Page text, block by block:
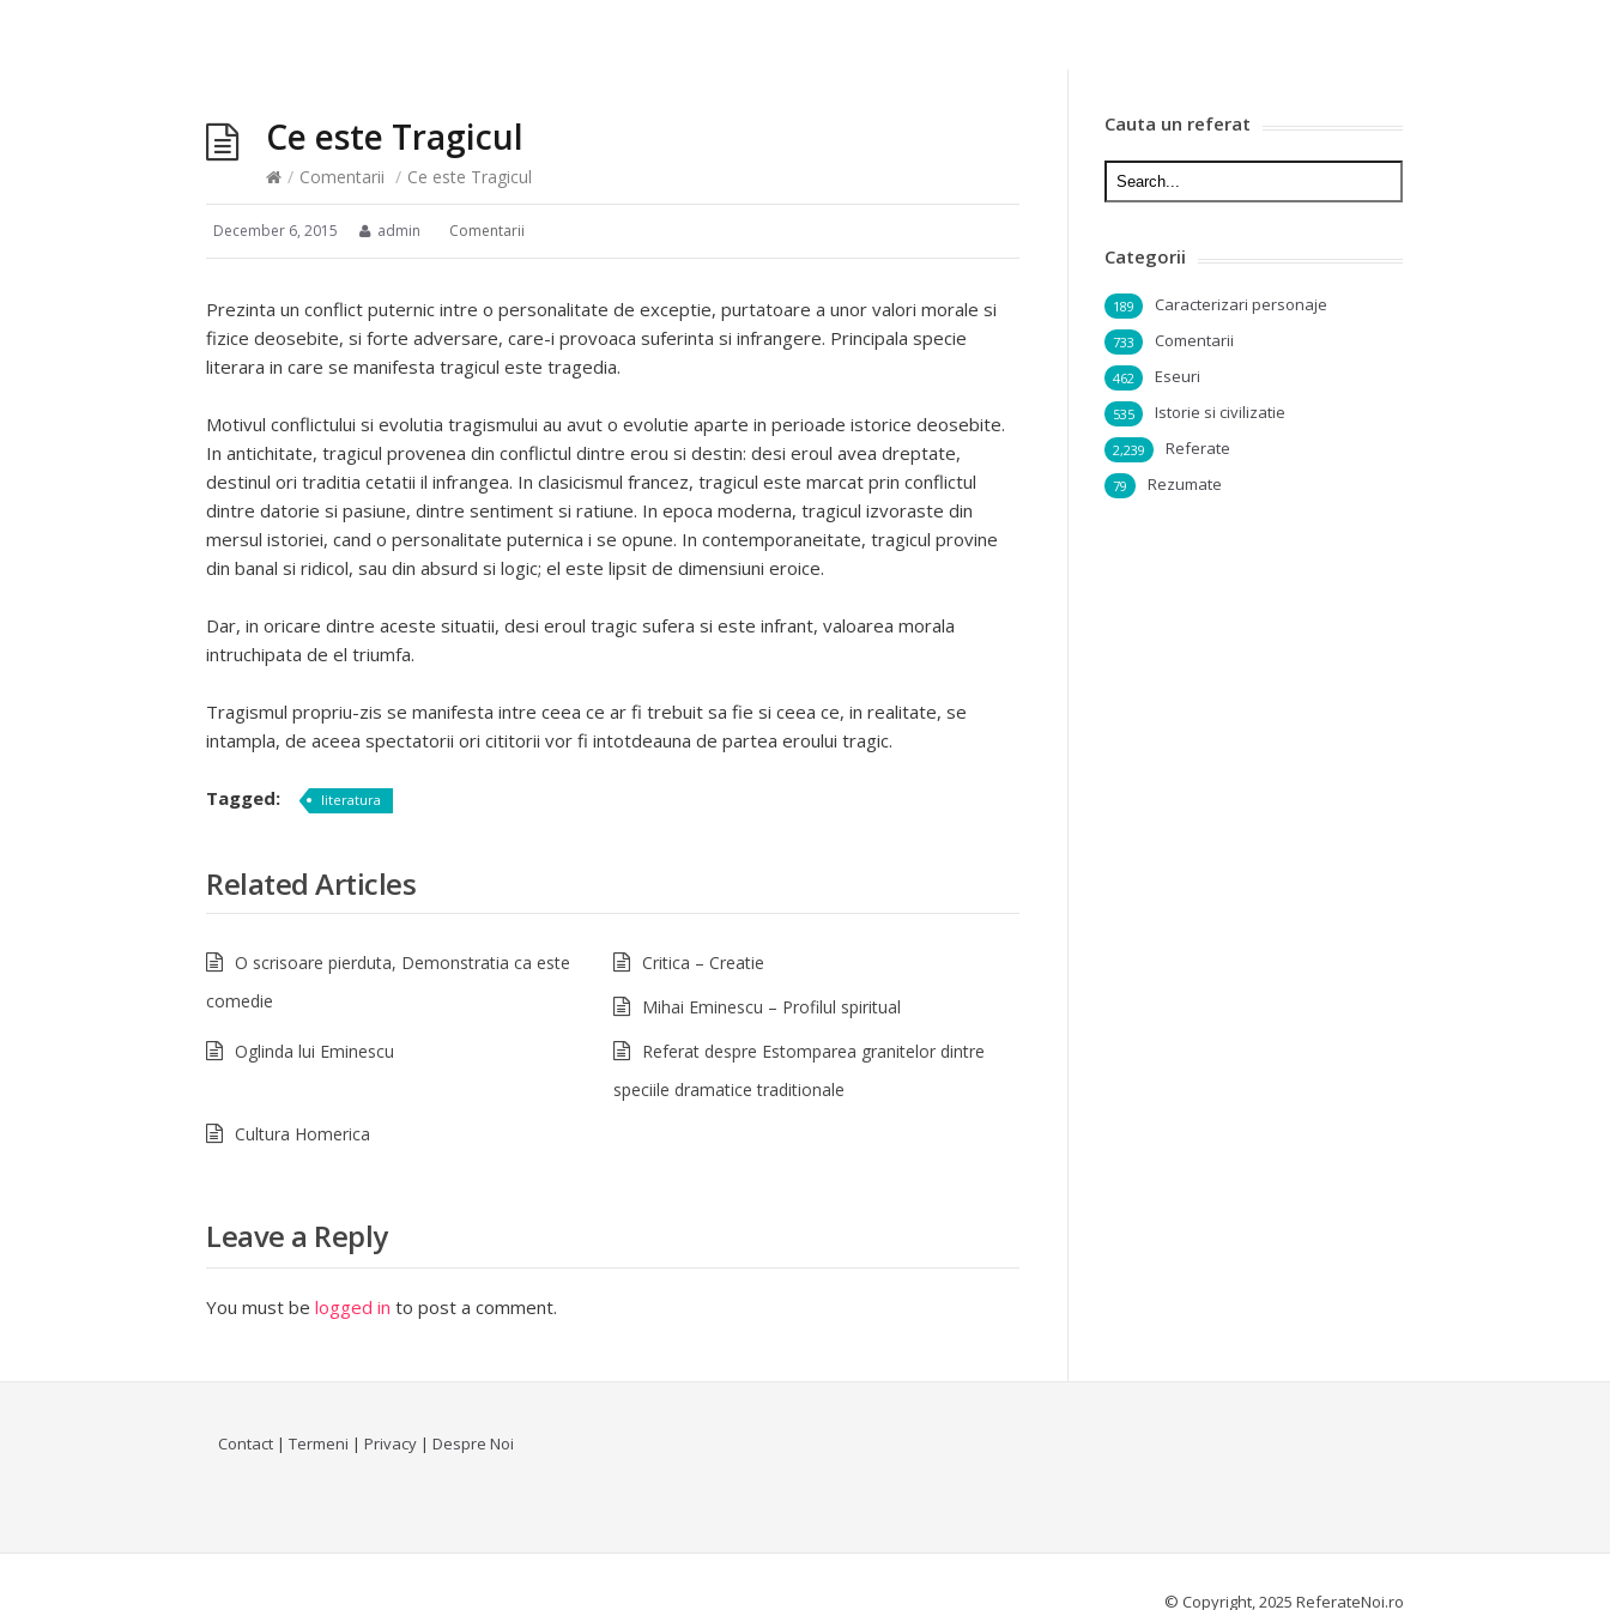
Ce este Tragicul
/ Comentarii / Ce este Tragicul
December 6, 2015 admin Comentarii
Prezinta un conflict puternic intre o personalitate de exceptie, purtatoare a unor valori morale si
fizice deosebite, si forte adversare, care-i provoaca suferinta si infrangere. Principala specie
literara in care se manifesta tragicul este tragedia.
Motivul conflictului si evolutia tragismului au avut o evolutie aparte in perioade istorice deosebite.
In antichitate, tragicul provenea din conflictul dintre erou si destin: desi eroul avea dreptate,
destinul ori traditia cetatii il infrangea. In clasicismul francez, tragicul este marcat prin conflictul
dintre datorie si pasiune, dintre sentiment si ratiune. In epoca moderna, tragicul izvoraste din
mersul istoriei, cand o personalitate puternica i se opune. In contemporaneitate, tragicul provine
din banal si ridicol, sau din absurd si logic; el este lipsit de dimensiuni eroice.
Dar, in oricare dintre aceste situatii, desi eroul tragic sufera si este infrant, valoarea morala
intruchipata de el triumfa.
Tragismul propriu-zis se manifesta intre ceea ce ar fi trebuit sa fie si ceea ce, in realitate, se
intampla, de aceea spectatorii ori cititorii vor fi intotdeauna de partea eroului tragic.
Tagged: literatura
Related Articles
O scrisoare pierduta, Demonstratia ca este
comedie
Critica – Creatie
Mihai Eminescu – Profilul spiritual
Oglinda lui Eminescu
Referat despre Estomparea granitelor dintre
speciile dramatice traditionale
Cultura Homerica
Leave a Reply
You must be logged in to post a comment.
Cauta un referat
Categorii
Caracterizari personaje
189
Comentarii
733
Eseuri
462
Istorie si civilizatie
535
Referate
2,239
Rezumate
79
Contact | Termeni | Privacy | Despre Noi
© Copyright, 2025 ReferateNoi.ro